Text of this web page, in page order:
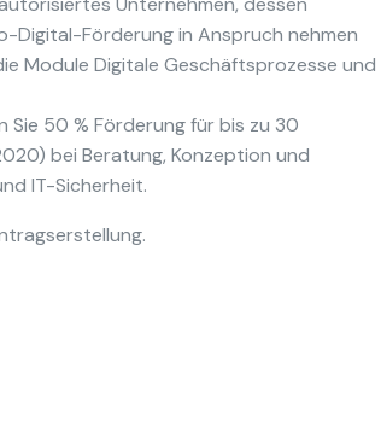
Digital-Förderung in Anspruch nehmen
Module Digitale Geschäftsprozesse und
50 % Förderung für bis zu 30
bei Beratung, Konzeption und
IT-Sicherheit.